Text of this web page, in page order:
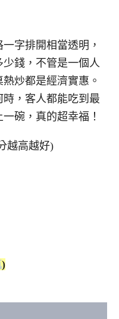
字排開相當透明，
錢，不管是一個人
炒都是經濟實惠。
，客人都能吃到最
碗，真的超幸福！
越高越好)
)